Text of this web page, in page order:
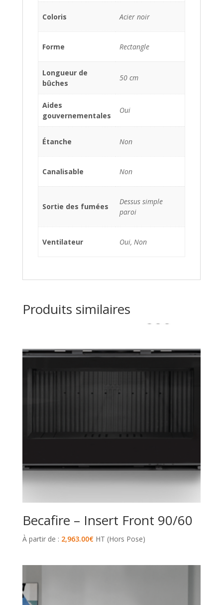
Coloris Acier noir
Forme Rectangle
Longueur de
bûches
50 cm
Aides
gouvernementales
Oui
Étanche Non
Canalisable Non
Sortie des fumées
Dessus simple
paroi
Ventilateur Oui, Non
Produits similaires
Becafire – Insert Front 90/60
À partir de : 2,963.00€HT (Hors Pose)